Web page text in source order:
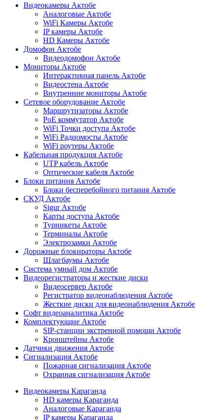
Видеокамеры Актобе
Аналоговые Актобе
WiFi Камеры Актобе
IP камеры Актобе
HD Камеры Актобе
Домофон Актобе
Видеодомофон Актобе
Мониторы Актобе
Интерактивная панель Актобе
Видеостена Актобе
Внутренние мониторы Актобе
Сетевое оборудование Актобе
Маршрутизаторы Актобе
PoE коммутатор Актобе
WiFi Точки доступа Актобе
WiFi Радиомосты Актобе
WiFi роутеры Актобе
Кабельная продукция Актобе
UTP кабель Актобе
Оптические кабеля Актобе
Блоки питания Актобе
Блоки бесперебойного питания Актобе
СКУД Актобе
Sigur Актобе
Карты доступа Актобе
Турникеты Актобе
Терминалы Актобе
Электрозамки Актобе
Дорожные блокираторы Актобе
Шлагбаумы Актобе
Система умный дом Актобе
Видеорегистраторы и жесткие диски
Видеосервер Актобе
Регистратор видеонаблюдения Актобе
Жесткие диски для видеонаблюдения Актобе
Софт видеоаналитика Актобе
Комплектующие Актобе
SIP-станции экстренной помощи Актобе
Кронштейны Актобе
Датчики движения Актобе
Сигнализация Актобе
Пожарная сигнализация Актобе
Охранная сигнализация Актобе
Видеокамеры Караганда
HD камеры Караганда
Аналоговые Караганда
IP камеры Караганда